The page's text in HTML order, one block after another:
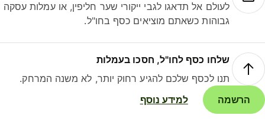
לעולם אל תדאגו לגבי ייקורי שער חליפין, או עמלות עסקה
גבוהות כשאתם מוציאים כסף בחו"ל.
שלחו כסף לחו"ל, חסכו בעמלות
תנו לכסף שלכם להגיע רחוק יותר, לא משנה המרחק.
הרשמה
למידע נוסף